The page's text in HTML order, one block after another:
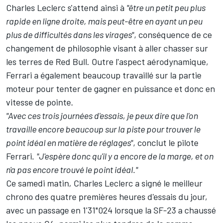
Charles Leclerc s'attend ainsi à "être un petit peu plus
rapide en ligne droite, mais peut-être en ayant un peu
plus de difficultés dans les virages", conséquence de ce
changement de philosophie visant à aller chasser sur
les terres de Red Bull. Outre l'aspect aérodynamique,
Ferrari a également beaucoup travaillé sur la partie
moteur pour tenter de gagner en puissance et donc en
vitesse de pointe.
"Avec ces trois journées d'essais, je peux dire que l'on
travaille encore beaucoup sur la piste pour trouver le
point idéal en matière de réglages", conclut le pilote
Ferrari. "J'espère donc qu'il y a encore de la marge, et on
n'a pas encore trouvé le point idéal."
Ce samedi matin, Charles Leclerc a signé le meilleur
chrono des quatre premières heures d'essais du jour,
avec un passage en 1'31"024 lorsque la SF-23 a chaussé